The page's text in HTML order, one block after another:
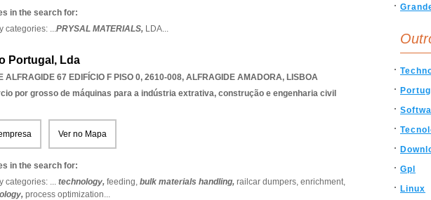
in the search for:
categories: ...PRYSAL MATERIALS, LDA...
Portugal, Lda
ALFRAGIDE 67 EDIFÍCIO F PISO 0, 2610-008, ALFRAGIDE AMADORA, LISBOA
por grosso de máquinas para a indústria extrativa, construção e engenharia civil
Ver no Mapa
in the search for:
categories: ... technology, feeding, bulk materials handling, railcar dumpers, enrichment,
process optimization...
Gpl
Linux